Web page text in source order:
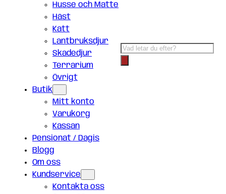
Husse och Matte
Häst
Katt
Lantbruksdjur
Skadedjur
Terrarium
Övrigt
Butik
Mitt konto
Varukorg
Kassan
Pensionat / Dagis
Blogg
Om oss
Kundservice
Kontakta oss
Products